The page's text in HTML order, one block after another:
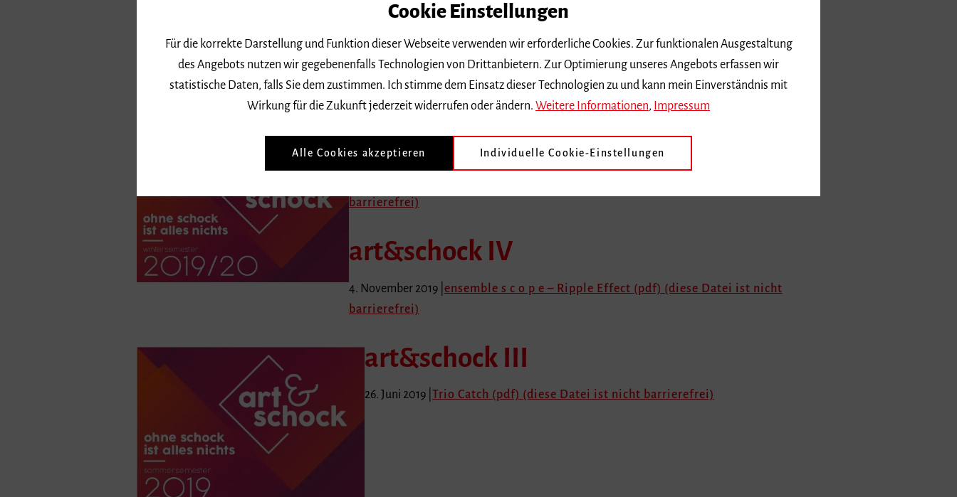
nicht barrierefrei)
art&schock VI
art&schock V
barrierefrei)
art&schock IV
4. November 2019 | ensemble s c o p e – Ripple Effect (pdf) (diese Datei ist nicht
barrierefrei)
art&schock III
26. Juni 2019 | Trio Catch (pdf) (diese Datei ist nicht barrierefrei)
Cookie Einstellungen
Für die korrekte Darstellung und Funktion dieser Webseite verwenden wir erforderliche Cookies. Zur funktionalen Ausgestaltung
des Angebots nutzen wir gegebenenfalls Technologien von Drittanbietern. Zur Optimierung unseres Angebots erfassen wir
statistische Daten, falls Sie dem zustimmen. Ich stimme dem Einsatz dieser Technologien zu und kann mein Einverständnis mit
Wirkung für die Zukunft jederzeit widerrufen oder ändern. Weitere Informationen, Impressum
Alle Cookies akzeptieren Individuelle Cookie-Einstellungen